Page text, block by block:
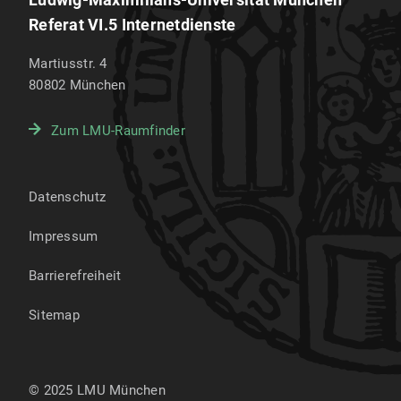
Referat VI.5 Internetdienste
Martiusstr. 4
80802 München
Zum LMU-Raumfinder
Datenschutz
Impressum
Barrierefreiheit
Sitemap
© 2025 LMU München